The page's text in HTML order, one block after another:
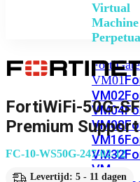
Virtual
Machine
VM01
VM02
VM04
VM08
VM16
VM32
VM
FortiWiFi-50G-
Premium Support
FC-10-WS50G-247-02-12
Levertijd: 5 - 11 dagen